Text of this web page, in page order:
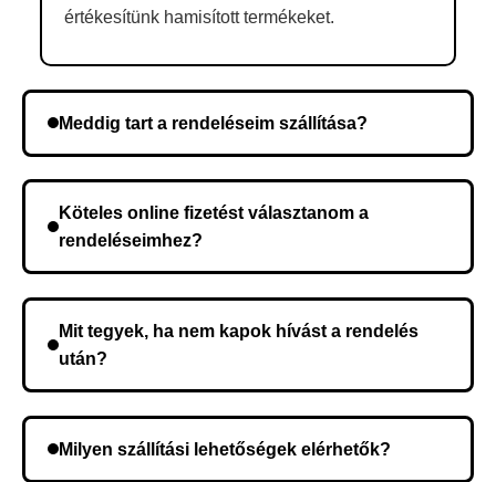
értékesítünk hamisított termékeket.
Meddig tart a rendeléseim szállítása?
kerül, és ez az időtartam függ a szállítási címtől.
Köteles online fizetést választanom a
rendeléseimhez?
Mit tegyek, ha nem kapok hívást a rendelés
után?
meg a rendelést.
Milyen szállítási lehetőségek elérhetők?